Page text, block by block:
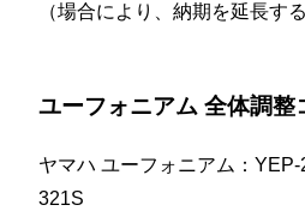
（場合により、納期を延長す
ユーフォニアム 全体調整
ヤマハ ユーフォニアム：
321S